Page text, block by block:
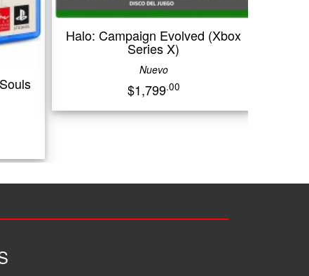
Halo: Campaign Evolved (Xbox